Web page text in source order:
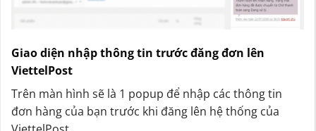
Giao diện nhập thông tin trước đăng đơn lên
ViettelPost
Trên màn hình sẽ là 1 popup để nhập các thông tin
đơn hàng của bạn trước khi đăng lên hệ thống của